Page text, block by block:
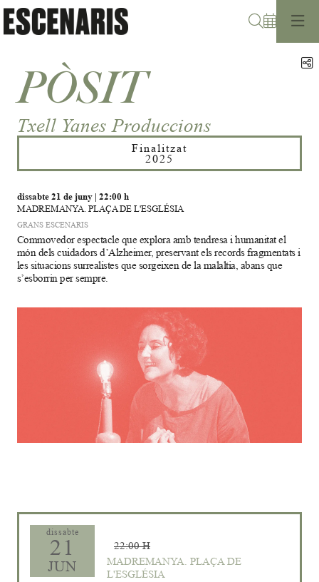
PÒSIT
Txell Yanes Produccions
Finalitzat
2025
dissabte 21 de juny| 22:00 h
MADREMANYA. PLAÇA DE L'ESGLÉSIA
GRANS ESCENARIS
Commovedor espectacle que explora amb tendresa i humanitat el
món dels cuidadors d’Alzheimer, preservant els records fragmentats i
les situacions surrealistes que sorgeixen de la malaltia, abans que
s’esborrin per sempre.
dissabte
21
JUN
22:00 H
MADREMANYA. PLAÇA DE
L'ESGLÉSIA